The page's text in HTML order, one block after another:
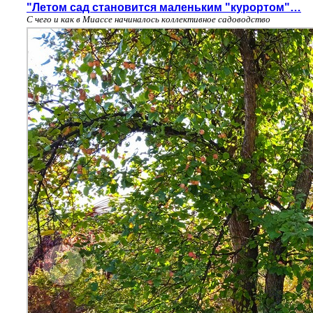
"Летом сад становится маленьким "курортом"…
С чего и как в Миассе начиналось коллективное садоводство